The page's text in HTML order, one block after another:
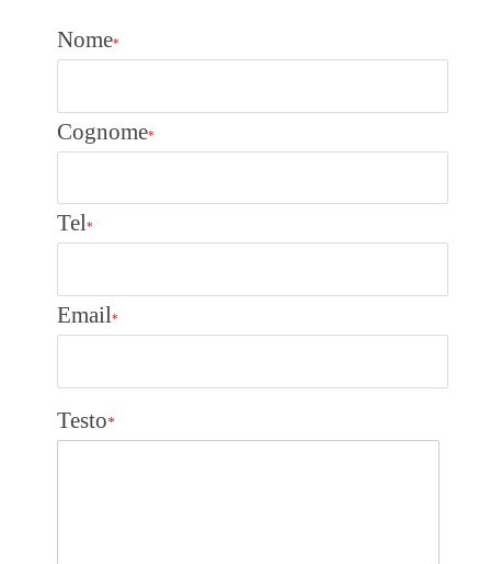
Nome*
Cognome*
Tel*
Email*
Testo*